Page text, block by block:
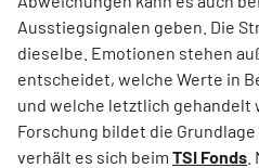
Ausstiegsignalen geben. Die
dieselbe. Emotionen stehen
entscheidet, welche Werte in
und welche letztlich gehandelt
Forschung bildet die
verhält es sich beim TSI Fonds